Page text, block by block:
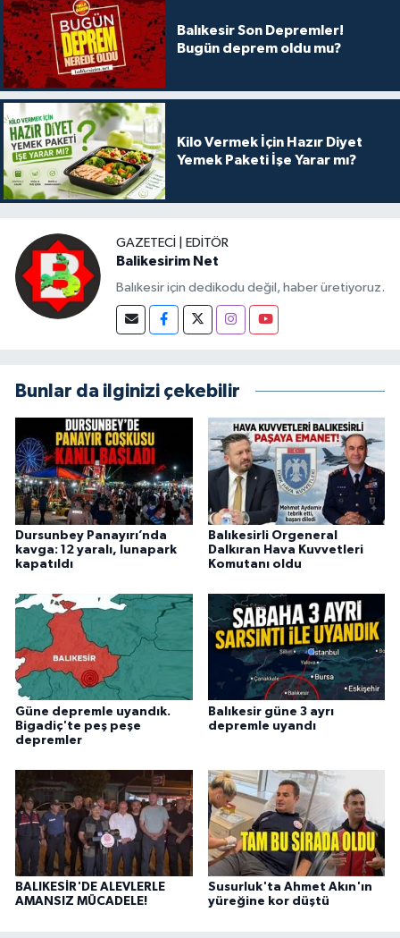
Balıkesir Son Depremler!
Bugün deprem oldu mu?
Kilo Vermek İçin Hazır Diyet
Yemek Paketi İşe Yarar mı?
GAZETECI | EDITÖR
Balikesirim Net
Balıkesir için dedikodu değil, haber üretiyoruz.
Bunlar da ilginizi çekebilir
Dursunbey Panayırı’nda
kavga: 12 yaralı, lunapark
kapatıldı
Balıkesirli Orgeneral
Dalkıran Hava Kuvvetleri
Komutanı oldu
Güne depremle uyandık.
Bigadiç'te peş peşe
depremler
Balıkesir güne 3 ayrı
depremle uyandı
BALIKESİR'DE ALEVLERLE
AMANSIZ MÜCADELE!
Susurluk'ta Ahmet Akın'ın
yüreğine kor düştü